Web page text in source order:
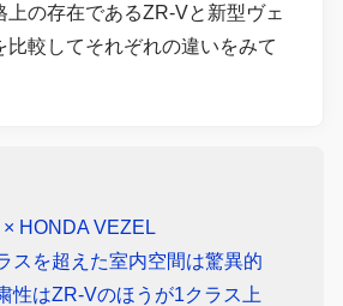
上の存在であるZR-Vと新型ヴェ
比較してそれぞれの違いをみて
HONDA VEZEL
スを超えた室内空間は驚異的
性はZR-Vのほうが1クラス上